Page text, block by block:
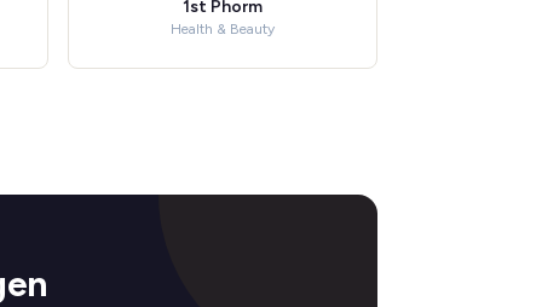
1st Phorm
Health & Beauty